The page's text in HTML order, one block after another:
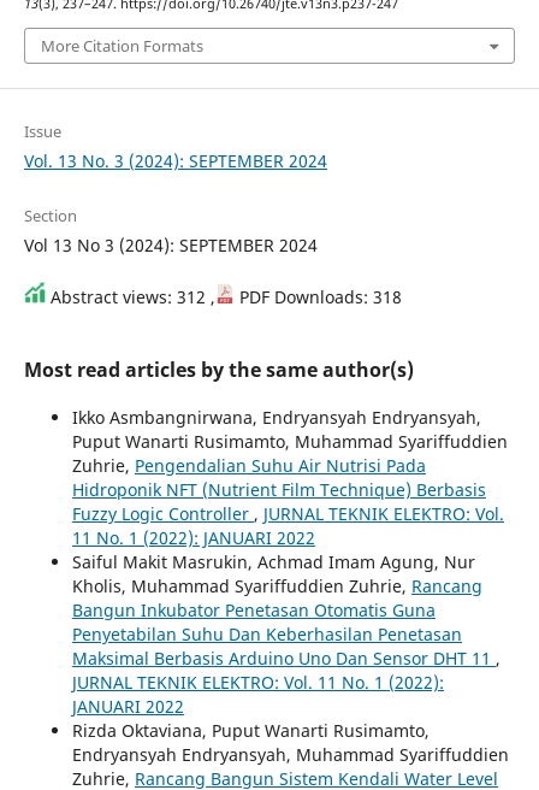
More Citation Formats
Issue
Vol. 13 No. 3 (2024): SEPTEMBER 2024
Section
Vol 13 No 3 (2024): SEPTEMBER 2024
Abstract views: 312 , PDF Downloads: 318
Most read articles by the same author(s)
Ikko Asmbangnirwana, Endryansyah Endryansyah,
Puput Wanarti Rusimamto, Muhammad Syariffuddien
Zuhrie, Pengendalian Suhu Air Nutrisi Pada
Hidroponik NFT (Nutrient Film Technique) Berbasis
Fuzzy Logic Controller , JURNAL TEKNIK ELEKTRO: Vol.
11 No. 1 (2022): JANUARI 2022
Saiful Makit Masrukin, Achmad Imam Agung, Nur
Kholis, Muhammad Syariffuddien Zuhrie, Rancang
Bangun Inkubator Penetasan Otomatis Guna
Penyetabilan Suhu Dan Keberhasilan Penetasan
Maksimal Berbasis Arduino Uno Dan Sensor DHT 11 ,
JURNAL TEKNIK ELEKTRO: Vol. 11 No. 1 (2022):
JANUARI 2022
Rizda Oktaviana, Puput Wanarti Rusimamto,
Endryansyah Endryansyah, Muhammad Syariffuddien
Zuhrie, Rancang Bangun Sistem Kendali Water Level